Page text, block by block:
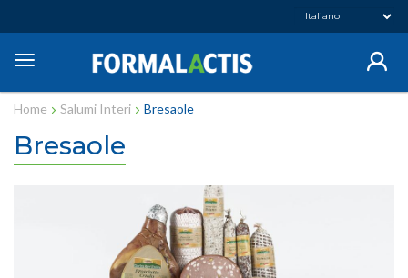
principale
Home Salumi Interi Bresaole
Bresaole